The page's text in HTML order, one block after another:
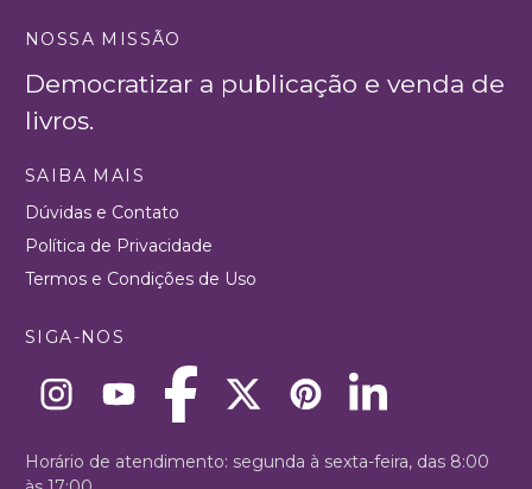
NOSSA MISSÃO
Democratizar a publicação e venda de
livros.
SAIBA MAIS
Dúvidas e Contato
Política de Privacidade
Termos e Condições de Uso
SIGA-NOS
Horário de atendimento: segunda à sexta-feira, das 8:00